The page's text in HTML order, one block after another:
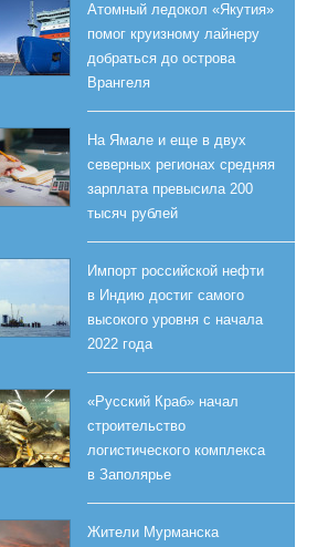
Атомный ледокол «Якутия»
помог круизному лайнеру
добраться до острова
Врангеля
На Ямале и еще в двух
северных регионах средняя
зарплата превысила 200
тысяч рублей
Импорт российской нефти
в Индию достиг самого
высокого уровня с начала
2022 года
«Русский Краб» начал
строительство
логистического комплекса
в Заполярье
Жители Мурманска